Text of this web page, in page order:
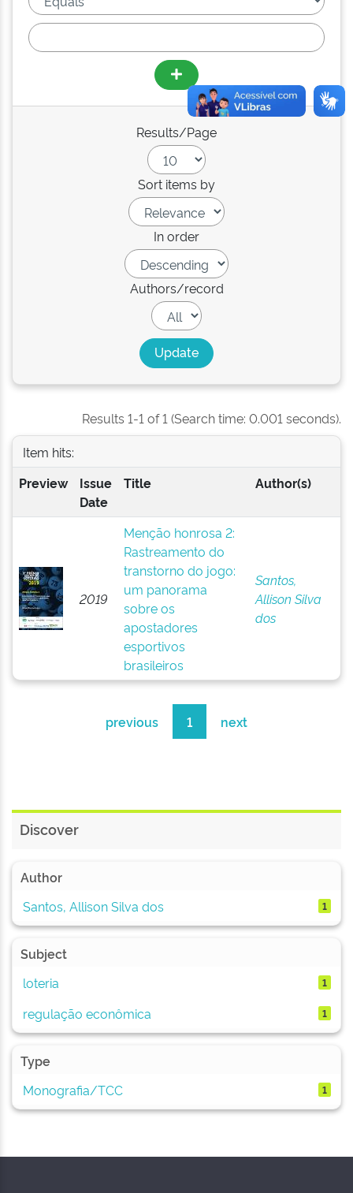
Results/Page
Sort items by
In order
Authors/record
Results 1-1 of 1 (Search time: 0.001 seconds).
Item hits:
Preview
Issue
Date
Title Author(s)
2019
Menção honrosa 2:
Rastreamento do
transtorno do jogo:
um panorama
sobre os
apostadores
esportivos
brasileiros
Santos,
Allison Silva
dos
previous 1 next
Discover
Author
Santos, Allison Silva dos
1
Subject
loteria
1
regulação econômica 1
Type
Monografia/TCC
1